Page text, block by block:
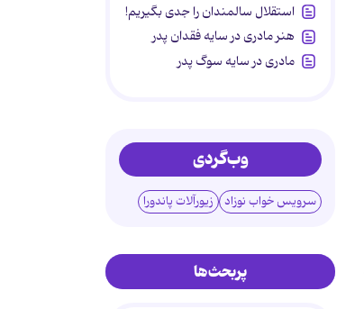
استقلال سالمندان را جدی بگیریم!
هنر مادری در سایه‌ فقدان پدر
مادری در سایه سوگ پدر
وب‌گردی
سرویس خواب نوزاد زیورآلات پاندورا
پربحث‌ها